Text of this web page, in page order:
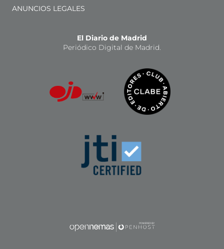
ANUNCIOS LEGALES
El Diario de Madrid
Periódico Digital de Madrid.